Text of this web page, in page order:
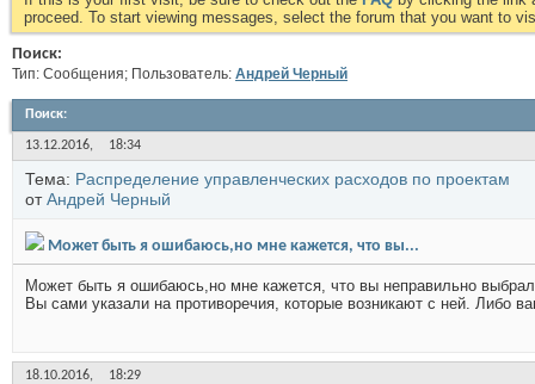
proceed. To start viewing messages, select the forum that you want to
Поиск:
Тип: Сообщения; Пользователь: Андрей Черный
Поиск:
13.12.2016, 18:34
Тема: Распределение управленческих расходов по проектам
отАндрей Черный
Может быть я ошибаюсь,но мне кажется, что вы...
Может быть я ошибаюсь,но мне кажется, что вы неправильно
Вы сами указали на противоречия, которые возникают с ней. Либо
18.10.2016, 18:29